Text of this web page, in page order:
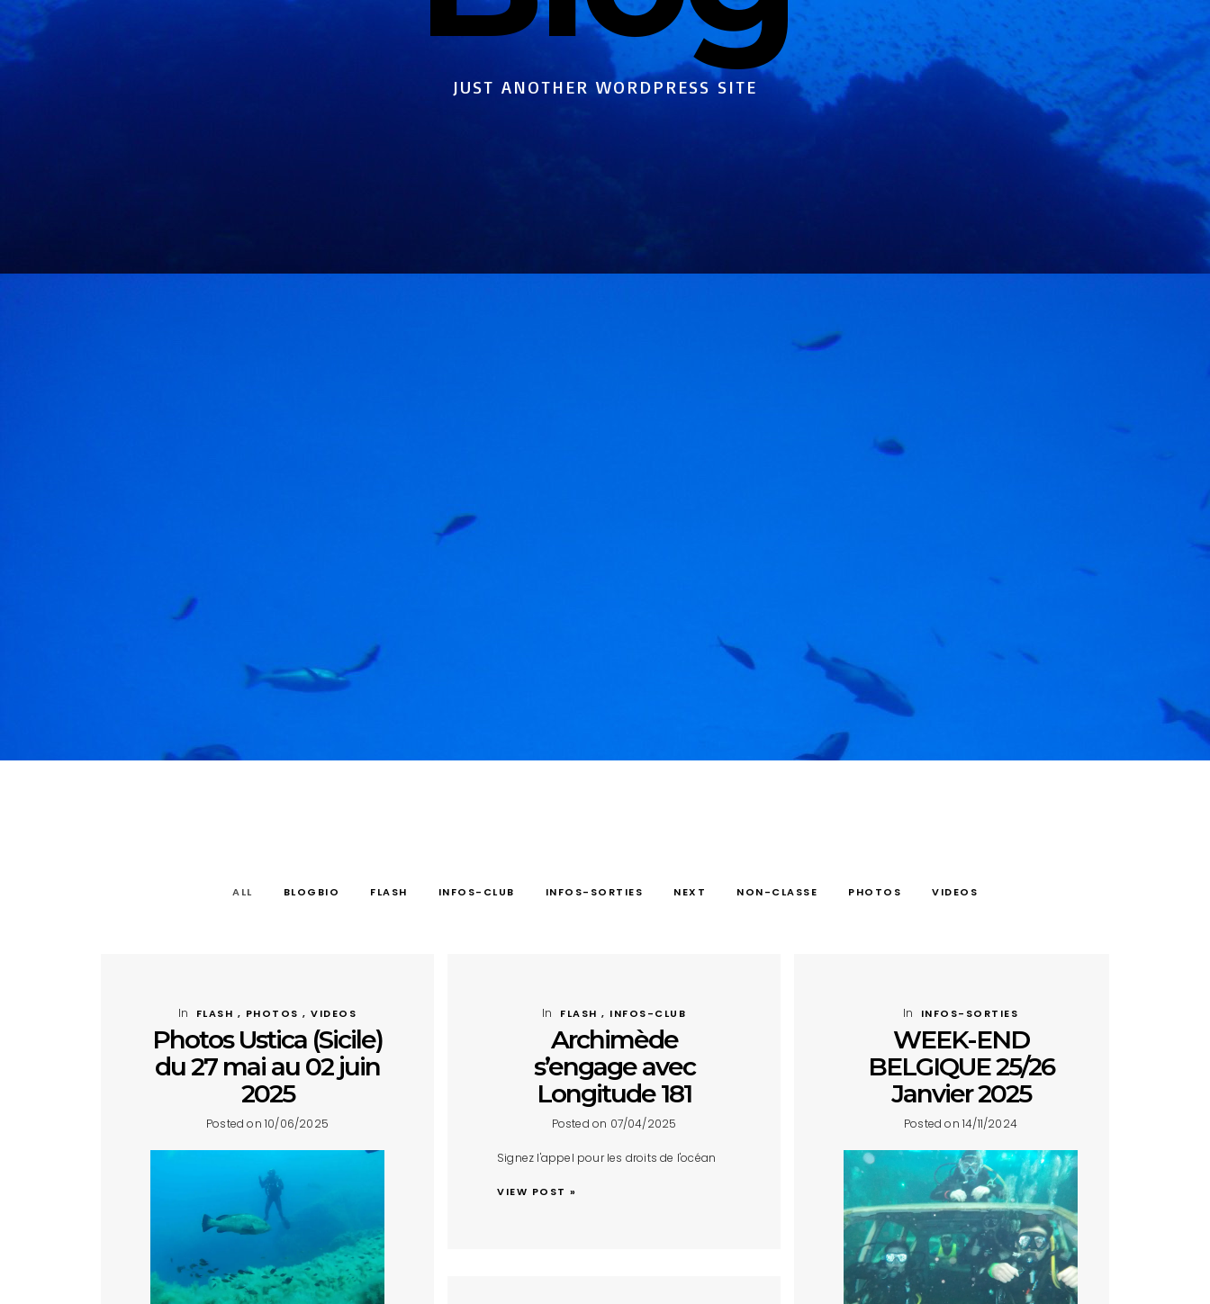
JUST ANOTHER WORDPRESS SITE
ALL BLOGBIO FLASH INFOS-CLUB INFOS-SORTIES NEXT NON-CLASSE PHOTOS VIDEOS
In FLASH , PHOTOS , VIDEOS
Photos Ustica (Sicile)
du 27 mai au 02 juin
2025
Posted on 10/06/2025
In FLASH , INFOS-CLUB
Archimède
s’engage avec
Longitude 181
Posted on 07/04/2025
Signez l'appel pour les droits de l'océan
VIEW POST »
In INFOS-SORTIES
WEEK-END
BELGIQUE 25/26
Janvier 2025
Posted on 14/11/2024